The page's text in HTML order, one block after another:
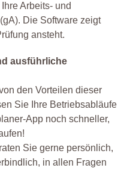
Arbeits- und
Die Software zeigt
ansteht.
ausführliche
den Vorteilen dieser
Sie Ihre Betriebsabläufe
App noch schneller,
Sie gerne persönlich,
in allen Fragen